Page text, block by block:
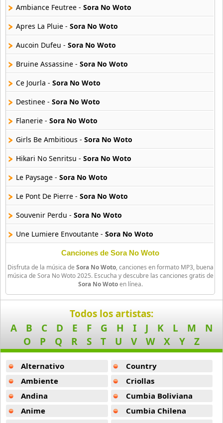
Akane Iro Ni Samoru Saka
26 músicas online
6 músicas online
Akikan
15 músicas online
Alejandro Arnais
3 músicas online
Amaenaideyo
26 músicas online
Amagami Ss
50 músicas online
Amatsuki
20 músicas online
Angel Beats
39 músicas online
Angel Heart
Angel Sanctuary
Angelic Layer
3 músicas online
Ano Natsu De Matteru
Another
Ambiance Feutree - Sora No Woto
Apres La Pluie - Sora No Woto
Aucoin Dufeu - Sora No Woto
Bruine Assassine - Sora No Woto
Ce Jourla - Sora No Woto
Destinee - Sora No Woto
Flanerie - Sora No Woto
Girls Be Ambitious - Sora No Woto
Hikari No Senritsu - Sora No Woto
Le Paysage - Sora No Woto
Le Pont De Pierre - Sora No Woto
Souvenir Perdu - Sora No Woto
Une Lumiere Envoutante - Sora No Woto
Volupte Du Soir -Sora No Woto
Servante Du Feu -Sora No Woto
Canciones de Sora No Woto
Disfruta de la música de Sora No Woto, canciones en formato MP3, buena
música de Sora No Woto 2025. Escucha y descubre las canciones gratis de
Sora No Wotoen línea.
Todos los artistas:
A
B C D E F G H I J K L M
N
O
P Q R S T U V W X Y Z
Alternativo
Ambiente
Andina
Anime
Country
Criollas
Cumbia Boliviana
Cumbia Chilena